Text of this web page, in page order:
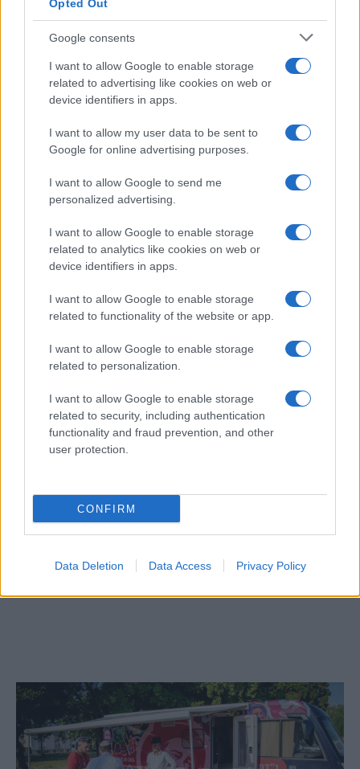
Opted Out
Google consents
I want to allow Google to enable storage
related to advertising like cookies on web or
device identifiers in apps.
I want to allow my user data to be sent to
Google for online advertising purposes.
I want to allow Google to send me
personalized advertising.
I want to allow Google to enable storage
related to analytics like cookies on web or
device identifiers in apps.
I want to allow Google to enable storage
related to functionality of the website or app.
I want to allow Google to enable storage
related to personalization.
I want to allow Google to enable storage
related to security, including authentication
functionality and fraud prevention, and other
user protection.
CONFIRM
Data Deletion Data Access Privacy Policy
érdeklődött a termékek iránt. A StoreDot
ráadásul nem áll meg az autók piacán, és már
a mobiltelefonokkal is kísérleteznek.
Meyersdorf elmondása szerint még idén
szeretnének olyan eszközöket piacra dobni,
amikkel
akár 30-60 másodperc alatt fel
lehet tölteni egy okostelefont.
Egy különleges családi járattal 140 új